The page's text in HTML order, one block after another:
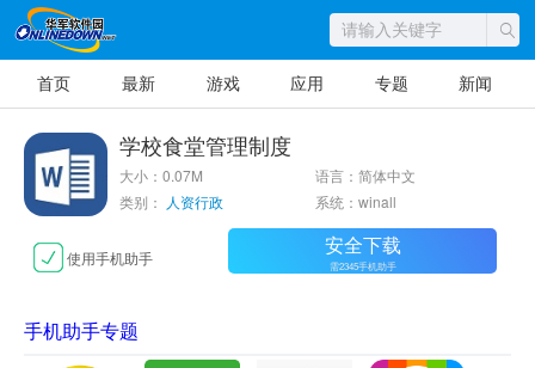
首页 最新 游戏 应用 专题 新闻
学校食堂管理制度
大小：0.07M
语言：简体中文
类别：
人资行政 系统：winall
使用手机助手 安全下载
需2345手机助手
手机助手专题